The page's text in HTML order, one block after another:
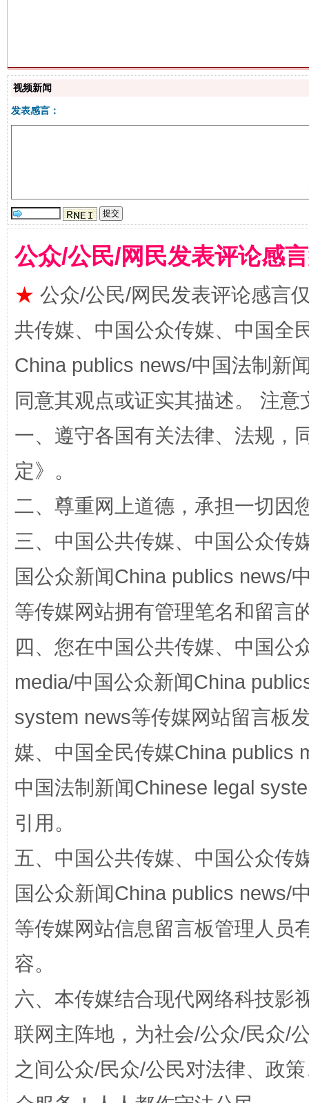
生
揭批美国五大"原罪" "炒
站台名比不上好声名
招工难、用工荒背后
视频新闻
发表感言：
公众/公民/网民发表评论感
★ 公众/公民/网民发表评论感言
共传媒、中国公众传媒、中国全
China publics news/中国法制新
同意其观点或证实其描述。 注
一、遵守各国有关法律、法规，
定》。
二、尊重网上道德，承担一切因
三、中国公共传媒、中国公众传
国公众新闻China publics news/
等传媒网站拥有管理笔名和留言
四、您在中国公共传媒、中国公
media/中国公众新闻China
system news等传媒网站留言板
媒、中国全民传媒China publics
中国法制新闻Chinese legal
引用。
五、中国公共传媒、中国公众传
国公众新闻China publics news/
等传媒网站信息留言板管理人员
容。
六、本传媒结合现代网络科技影
联网主阵地，为社会/公众/民众/
之间公众/民众/公民对法律、政